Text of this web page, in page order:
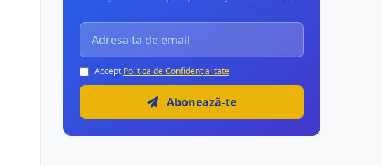
Accept Politica de Confidențialitate
Abonează-te